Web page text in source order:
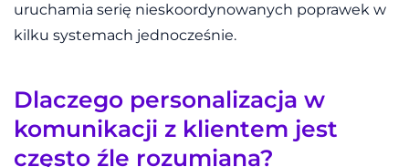
uruchamia serię nieskoordynowanych poprawek w
kilku systemach jednocześnie.
Dlaczego personalizacja w
komunikacji z klientem jest
często źle rozumiana?